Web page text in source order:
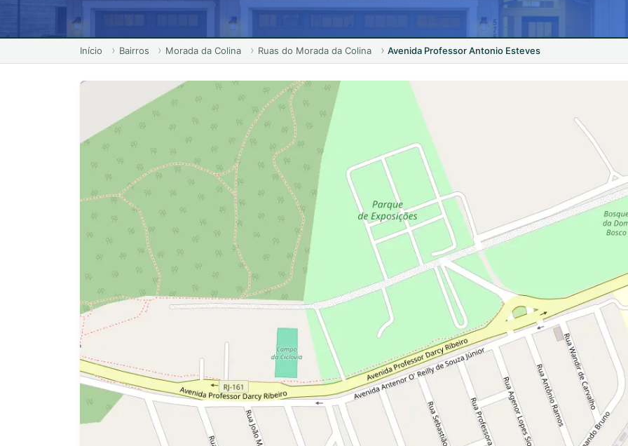
Início Bairros Morada da Colina Ruas do Morada da Colina Avenida Professor Antonio Esteves